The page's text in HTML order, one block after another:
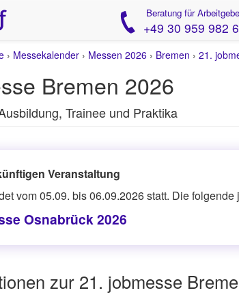
Beratung für
+49 30 959 982
› Messekalender › Messen 2026 › Bremen › 21.
Bremen 2026
Trainee und Praktika
Veranstaltung
vom 05.09. bis 06.09.2026 statt. Die
Osnabrück 2026
zur 21. jobmesse